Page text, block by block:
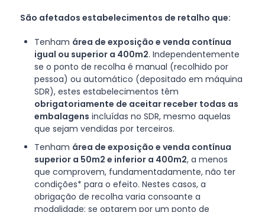
São afetados estabelecimentos de retalho que:
Tenham área de exposição e venda contínua
igual ou superior a 400m2. Independentemente
se o ponto de recolha é manual (recolhido por
pessoa) ou automático (depositado em máquina
SDR), estes estabelecimentos têm
obrigatoriamente de aceitar receber todas as
embalagens incluídas no SDR, mesmo aquelas
que sejam vendidas por terceiros.
Tenham área de exposição e venda contínua
superior a 50m2 e inferior a 400m2, a menos
que comprovem, fundamentadamente, não ter
condições* para o efeito. Nestes casos, a
obrigação de recolha varia consoante a
modalidade: se optarem por um ponto de